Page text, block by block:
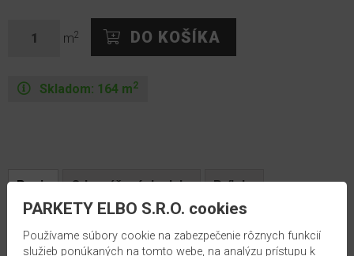
m2
Skladom: 164 m2
Popis Odporúčané doplnky Prílohy
Laminátová podlaha EGGER NatureSensevyniká vysokou
funkčnosťou, je všestranná, atraktívna a vhodná pre zdravý domov.
PARKETY ELBO S.R.O. cookies
Používame súbory cookie na zabezpečenie rôznych funkcií
služieb ponúkaných na tomto webe, na analýzu prístupu k